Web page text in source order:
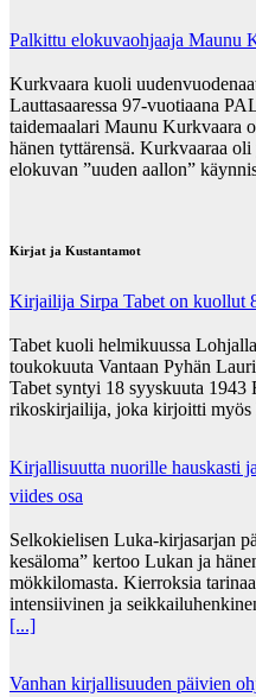
Palkittu elokuvaohjaaja Maunu
Kurkvaara kuoli
Lauttasaaressa 97-vuotiaana
taidemaalari Maunu Kurkvaara
hänen tyttärensä. Kurkvaaraa
elokuvan ”uuden aallon”
Kirjat ja Kustantamot
Kirjailija Sirpa Tabet on kuollut
Tabet kuoli helmikuussa
toukokuuta Vantaan Pyhän
Tabet syntyi 18 syyskuuta
rikoskirjailija, joka kirjoitti myös
Kirjallisuutta nuorille hauskasti
viides osa
Selkokielisen Luka-kirjasarjan
kesäloma” kertoo Lukan ja
mökkilomasta. Kierroksia
intensiivinen ja
[...]
Vanhan kirjallisuuden päivien